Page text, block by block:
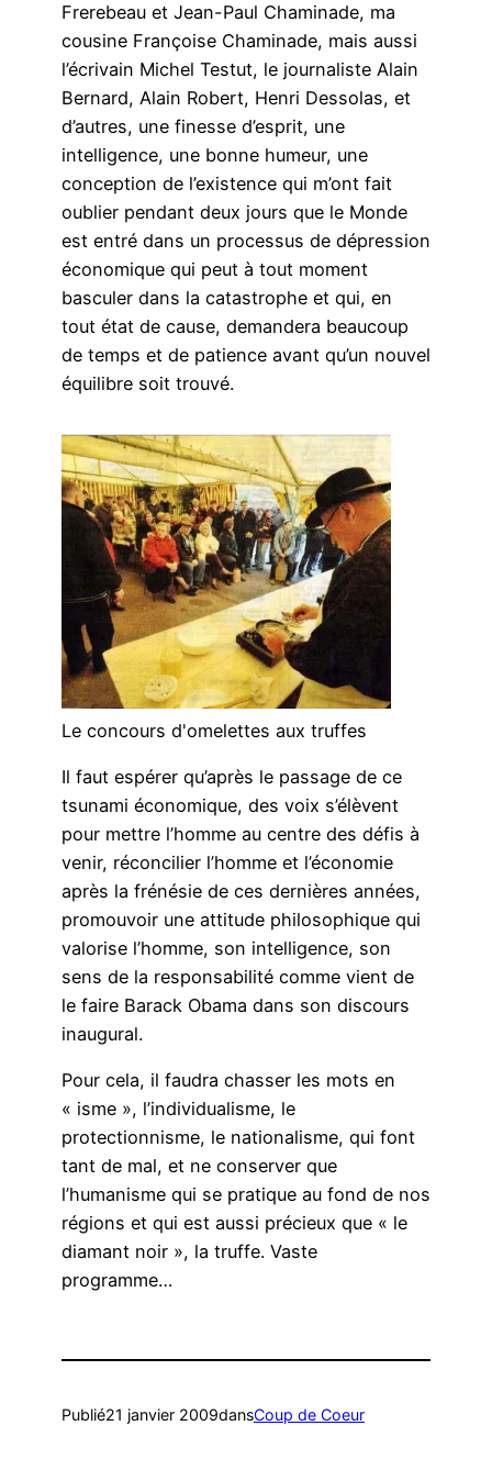
Frerebeau et Jean-Paul Chaminade, ma
cousine Françoise Chaminade, mais aussi
l’écrivain Michel Testut, le journaliste Alain
Bernard, Alain Robert, Henri Dessolas, et
d’autres, une finesse d’esprit, une
intelligence, une bonne humeur, une
conception de l’existence qui m’ont fait
oublier pendant deux jours que le Monde
est entré dans un processus de dépression
économique qui peut à tout moment
basculer dans la catastrophe et qui, en
tout état de cause, demandera beaucoup
de temps et de patience avant qu’un nouvel
équilibre soit trouvé.
Le concours d'omelettes aux truffes
Il faut espérer qu’après le passage de ce
tsunami économique, des voix s’élèvent
pour mettre l’homme au centre des défis à
venir, réconcilier l’homme et l’économie
après la frénésie de ces dernières années,
promouvoir une attitude philosophique qui
valorise l’homme, son intelligence, son
sens de la responsabilité comme vient de
le faire Barack Obama dans son discours
inaugural.
Pour cela, il faudra chasser les mots en
« isme », l’individualisme, le
protectionnisme, le nationalisme, qui font
tant de mal, et ne conserver que
l’humanisme qui se pratique au fond de nos
régions et qui est aussi précieux que « le
diamant noir », la truffe. Vaste
programme…
Publié21 janvier 2009dansCoup de Coeur